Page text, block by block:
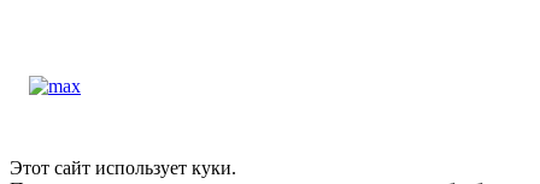
Этот сайт использует куки.